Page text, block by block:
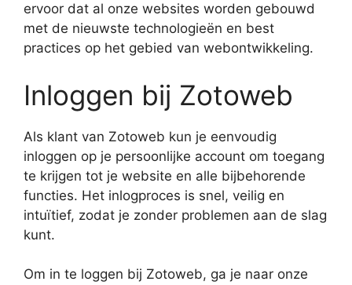
ervoor dat al onze websites worden gebouwd
met de nieuwste technologieën en best
practices op het gebied van webontwikkeling.
Inloggen bij Zotoweb
Als klant van Zotoweb kun je eenvoudig
inloggen op je persoonlijke account om toegang
te krijgen tot je website en alle bijbehorende
functies. Het inlogproces is snel, veilig en
intuïtief, zodat je zonder problemen aan de slag
kunt.
Om in te loggen bij Zotoweb, ga je naar onze